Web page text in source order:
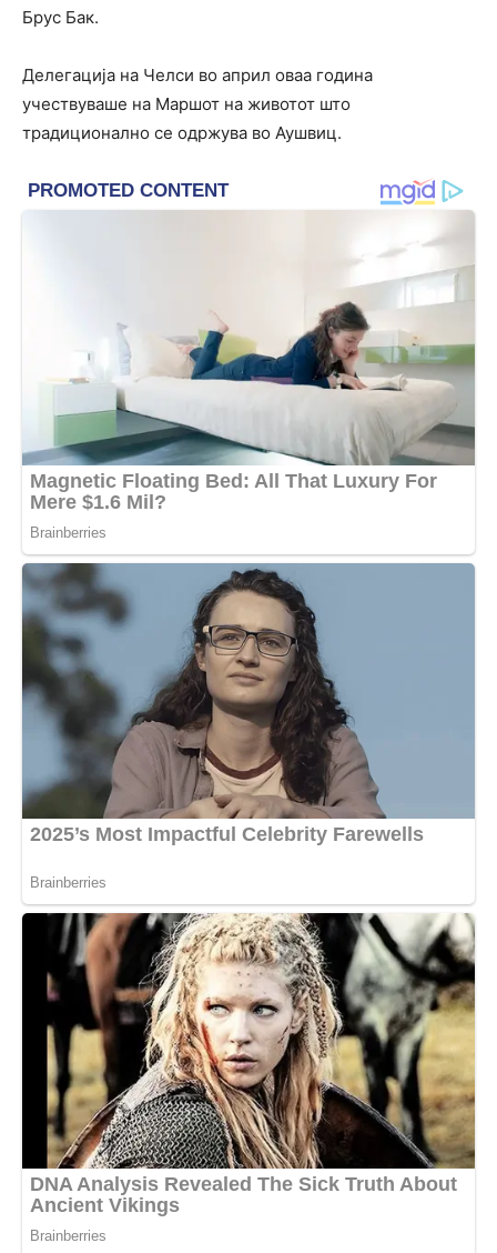
Брус Бак.
Делегација на Челси во април оваа година
учествуваше на Маршот на животот што
традиционално се одржува во Аушвиц.